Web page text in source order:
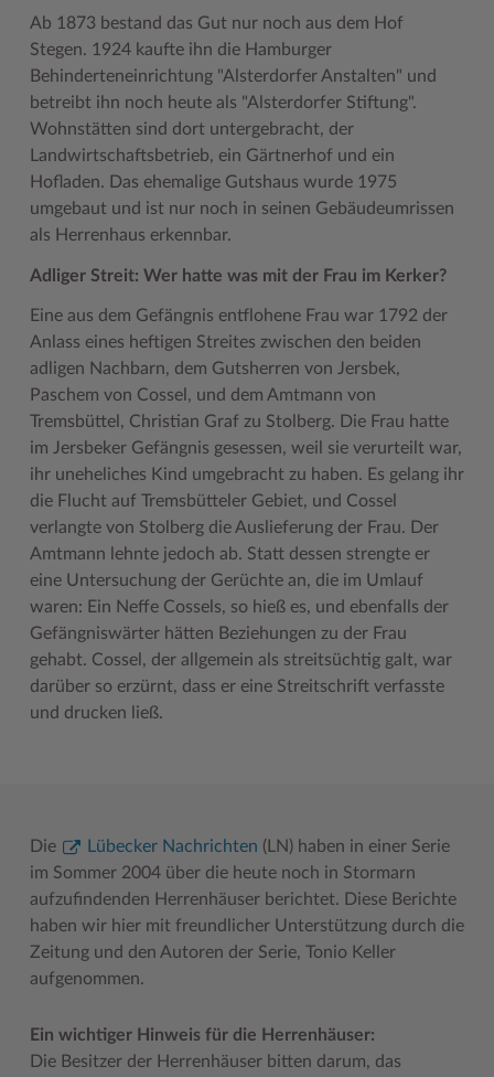
Ab 1873 bestand das Gut nur noch aus dem Hof
Stegen. 1924 kaufte ihn die Hamburger
Behinderteneinrichtung "Alsterdorfer Anstalten" und
betreibt ihn noch heute als "Alsterdorfer Stiftung".
Wohnstätten sind dort untergebracht, der
Landwirtschaftsbetrieb, ein Gärtnerhof und ein
Hofladen. Das ehemalige Gutshaus wurde 1975
umgebaut und ist nur noch in seinen Gebäudeumrissen
als Herrenhaus erkennbar.
Adliger Streit: Wer hatte was mit der Frau im Kerker?
Eine aus dem Gefängnis entflohene Frau war 1792 der
Anlass eines heftigen Streites zwischen den beiden
adligen Nachbarn, dem Gutsherren von Jersbek,
Paschem von Cossel, und dem Amtmann von
Tremsbüttel, Christian Graf zu Stolberg. Die Frau hatte
im Jersbeker Gefängnis gesessen, weil sie verurteilt war,
ihr uneheliches Kind umgebracht zu haben. Es gelang ihr
die Flucht auf Tremsbütteler Gebiet, und Cossel
verlangte von Stolberg die Auslieferung der Frau. Der
Amtmann lehnte jedoch ab. Statt dessen strengte er
eine Untersuchung der Gerüchte an, die im Umlauf
waren: Ein Neffe Cossels, so hieß es, und ebenfalls der
Gefängniswärter hätten Beziehungen zu der Frau
gehabt. Cossel, der allgemein als streitsüchtig galt, war
darüber so erzürnt, dass er eine Streitschrift verfasste
und drucken ließ.
Die Lübecker Nachrichten (LN) haben in einer Serie
im Sommer 2004 über die heute noch in Stormarn
aufzufindenden Herrenhäuser berichtet. Diese Berichte
haben wir hier mit freundlicher Unterstützung durch die
Zeitung und den Autoren der Serie, Tonio Keller
aufgenommen.
Ein wichtiger Hinweis für die Herrenhäuser:
Die Besitzer der Herrenhäuser bitten darum, das